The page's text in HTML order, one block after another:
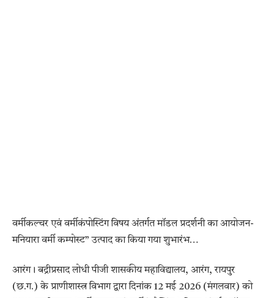
वर्मीकल्चर एवं वर्मीकंपोस्टिंग विषय अंतर्गत मॉडल प्रदर्शनी का आयोजन-
मनियारा वर्मी कम्पोस्ट” उत्पाद का किया गया शुभारंभ…
आरंग। बद्रीप्रसाद लोधी पीजी शासकीय महाविद्यालय, आरंग, रायपुर
(छ.ग.) के प्राणीशास्त्र विभाग द्वारा दिनांक 12 मई 2026 (मंगलवार) को